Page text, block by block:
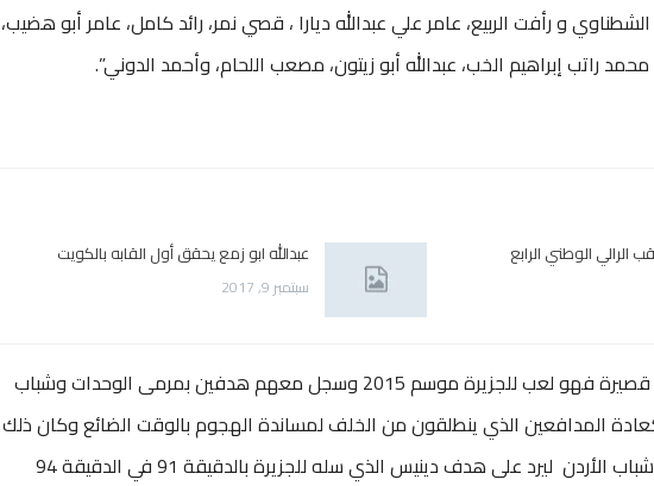
و رأفت الربيع، عامر علي عبدالله ديارا ، قصي نمر، رائد كامل، عامر أبو هضيب،
راتب إبراهيم الخب، عبدالله أبو زيتون، مصعب اللحام، وأحمد الدوني”.
الرالي الوطني الرابع عبدالله ابو زمع يحقق أول القابه بالكويت
سبتمبر 9, 2017
ورحلة الباعور في الملابع الاردنية قصيرة فهو لعب للجزيرة موسم 2015 وسجل معهم هدفين بمرمى الوحدات وشباب
المدافعين الذي ينطلقون من الخلف لمساندة الهجوم بالوقت الضائع وكان ذلك
يوم الخميس 2/4/2015 بشباك شباب الأردن ليرد على هدف دينيس الذي سله للجزيرة بالدقيقة 91 في الدقيقة 94